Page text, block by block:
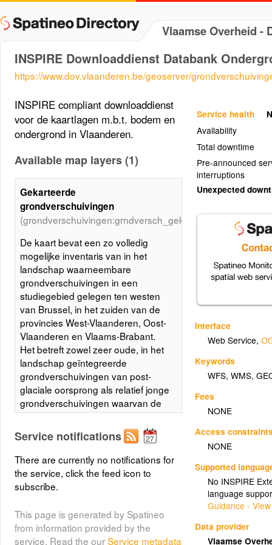
Vlaamse Overheid -
INSPIRE Downloaddienst Databank
https://www.dov.vlaanderen.be/geoserver/
Service health
Availability
Total downtime
Pre-announced
interruptions
Unexpected
Interface
Web Service,
Keywords
WFS,WMS,
Fees
NONE
Access
NONE
Supported
No INSPIRE
language
Guidance -
Data provider
Vlaamse
INSPIRE compliant downloaddienst
voor de kaartlagen m.b.t. bodem en
ondergrond in Vlaanderen.
Available map layers (1)
Gekarteerde
grondverschuivingen
(grondverschuivingen:grndversch_gekarteerd)
De kaart bevat een zo volledig
mogelijke inventaris van in het
landschap waarneembare
grondverschuivingen in een
studiegebied gelegen ten westen
van Brussel, in het zuiden van de
provincies West-Vlaanderen, Oost-
Vlaanderen en Vlaams-Brabant.
Het betreft zowel zeer oude, in het
landschap geïntegreerde
grondverschuivingen van post-
glaciale oorsprong als relatief jonge
grondverschuivingen waarvan de
initiatiedatum (soms bij benadering)
gekend is. De 'jonge'
grondverschuivingen kunnen
ontstaan zijn binnen een grotere,
oude grondverschuiving (local
reactivering) of op een
door grondverschuiving
aangetaste) locatie. De meeste
grondverschuivngen zijn nog
Service notifications
There are currently no notifications for
the service, click the feed icon to
subscribe.
This page is generated by Spatineo
from information provided by the
service. Read the ourService metadata